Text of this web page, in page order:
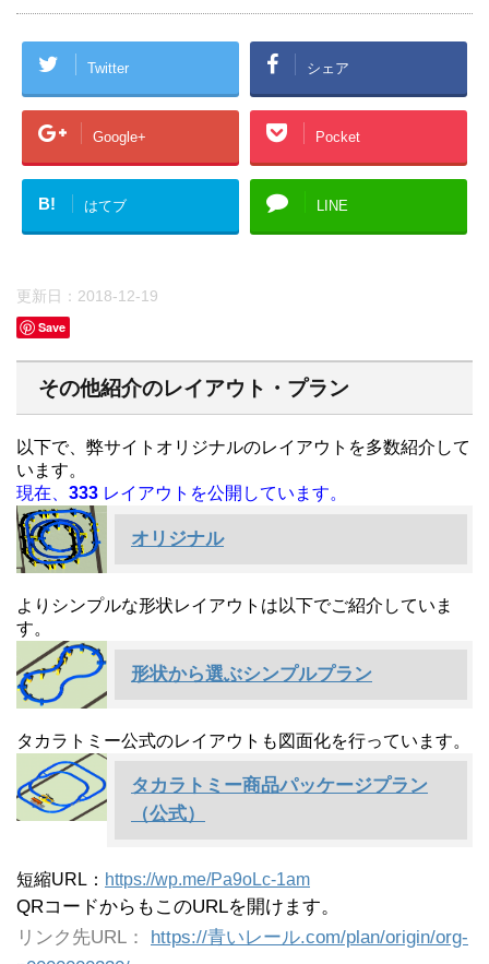
Twitter シェア
Google+ Pocket
B! はてブ LINE
更新日： 2018-12-19
Save
その他紹介のレイアウト・プラン
以下で、弊サイトオリジナルのレイアウトを多数紹介して
います。
現在、 333 レイアウトを公開しています。
オリジナル
よりシンプルな形状レイアウトは以下でご紹介していま
す。
形状から選ぶシンプルプラン
タカラトミー公式のレイアウトも図面化を行っています。
タカラトミー商品パッケージプラン
（公式）
短縮URL： https://wp.me/Pa9oLc-1am
QRコードからもこのURLを開けます。
リンク先URL： https://青いレール.com/plan/origin/org-